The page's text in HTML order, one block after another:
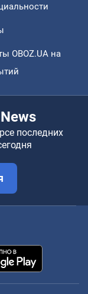
OBOZ.UA на
последних